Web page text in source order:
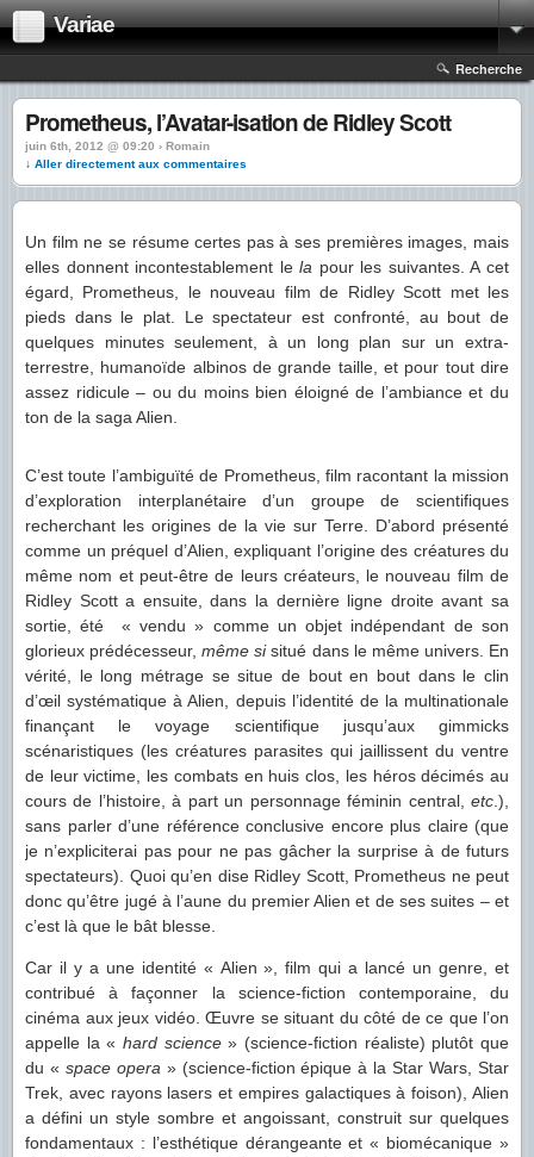
Variae
Recherche
Prometheus, l’Avatar-isation de Ridley Scott
juin 6th, 2012 @ 09:20 › Romain
↓ Aller directement aux commentaires
Un film ne se résume certes pas à ses premières images, mais
elles donnent incontestablement lela pour les suivantes. A cet
égard, Prometheus, le nouveau film de Ridley Scott met les
pieds dans le plat. Le spectateur est confronté, au bout de
quelques minutes seulement, à un long plan sur un extra-
terrestre, humanoïde albinos de grande taille, et pour tout dire
assez ridicule – ou du moins bien éloigné de l’ambiance et du
ton de la saga Alien.
C’est toute l’ambiguïté de Prometheus, film racontant la mission
d’exploration interplanétaire d’un groupe de scientifiques
recherchant les origines de la vie sur Terre. D’abord présenté
comme un préquel d’Alien, expliquant l’origine des créatures du
même nom et peut-être de leurs créateurs, le nouveau film de
Ridley Scott a ensuite, dans la dernière ligne droite avant sa
sortie, été « vendu » comme un objet indépendant de son
glorieux prédécesseur,même sisitué dans le même univers. En
vérité, le long métrage se situe de bout en bout dans le clin
d’œil systématique à Alien, depuis l’identité de la multinationale
finançant le voyage scientifique jusqu’aux gimmicks
scénaristiques (les créatures parasites qui jaillissent du ventre
de leur victime, les combats en huis clos, les héros décimés au
cours de l’histoire, à part un personnage féminin central, etc .),
sans parler d’une référence conclusive encore plus claire (que
je n’expliciterai pas pour ne pas gâcher la surprise à de futurs
spectateurs). Quoi qu’en dise Ridley Scott, Prometheus ne peut
donc qu’être jugé à l’aune du premier Alien et de ses suites – et
c’est là que le bât blesse.
Car il y a une identité « Alien », film qui a lancé un genre, et
contribué à façonner la science-fiction contemporaine, du
cinéma aux jeux vidéo. Œuvre se situant du côté de ce que l’on
appelle la « hard science» (science-fiction réaliste) plutôt que
du « space opera » (science-fiction épique à la Star Wars, Star
Trek, avec rayons lasers et empires galactiques à foison), Alien
a défini un style sombre et angoissant, construit sur quelques
fondamentaux : l’esthétique dérangeante et « biomécanique »